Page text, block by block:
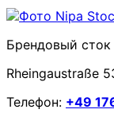
Брендовый
Rheingaustraße
Телефон: +49